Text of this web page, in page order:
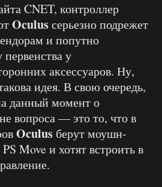
CNET, контроллер
Oculusсерьезно подрежет
и попутно
первенства у
аксессуаров. Ну,
идея. В свою очередь,
данный момент о
вопроса — это то, что в
Oculus берут моушн-
Move и хотят встроить в